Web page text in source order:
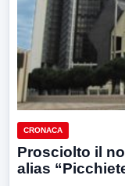
CRONACA
Prosciolto il
alias